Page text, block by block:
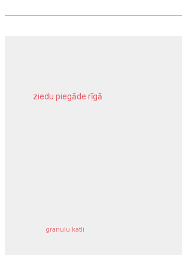
ziedu piegāde rīgā
granulu katli